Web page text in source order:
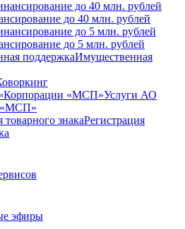
до 40 млн. рублей
до 5 млн. рублей
Имущественная
Услуги АО
«МСП»
Регистрация
эфиры